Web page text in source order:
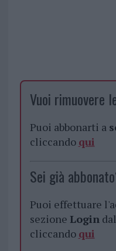
Vuoi rimuovere
Puoi abbonarti a
cliccando qui
Sei già
Puoi effettuare
sezione Login
cliccando qui